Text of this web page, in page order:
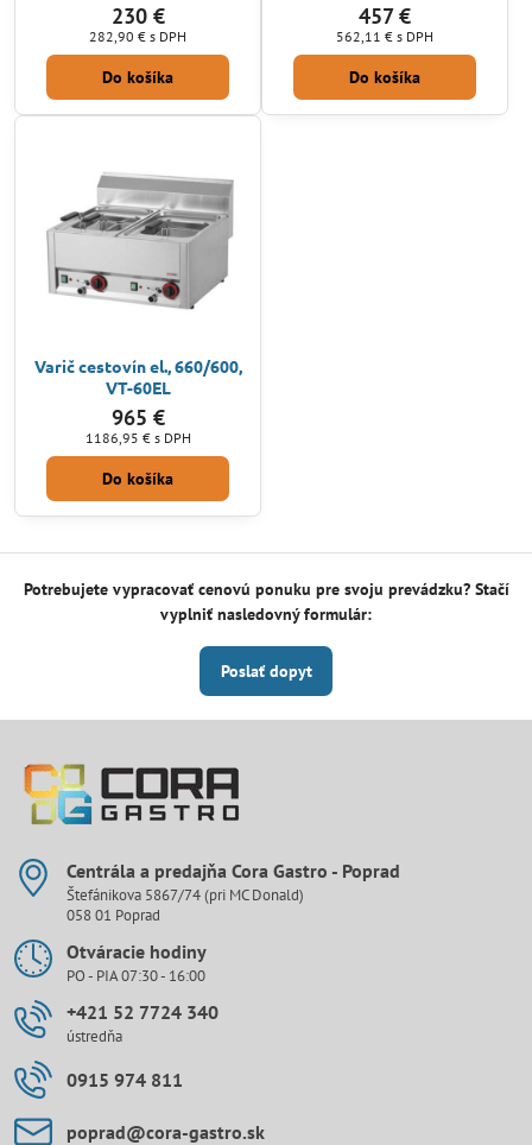
230 €
282,90 € s DPH
Do košíka
457 €
562,11 € s DPH
Do košíka
Varič cestovín el., 660/600,
VT-60EL
965 €
1186,95 € s DPH
Do košíka
Potrebujete vypracovať cenovú ponuku pre svoju prevádzku? Stačí
vyplniť nasledovný formulár:
Poslať dopyt
Centrála a predajňa Cora Gastro - Poprad
Štefánikova 5867/74 (pri MC Donald)
058 01 Poprad
Otváracie hodiny
PO - PIA 07:30 - 16:00
+421 52 7724 340
ústredňa
0915 974 811
poprad​@cora-gastro​.sk